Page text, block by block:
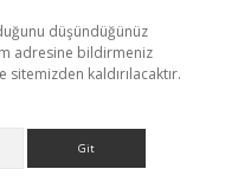
düşündüğünüz
adresine bildirmeniz
kaldırılacaktır.